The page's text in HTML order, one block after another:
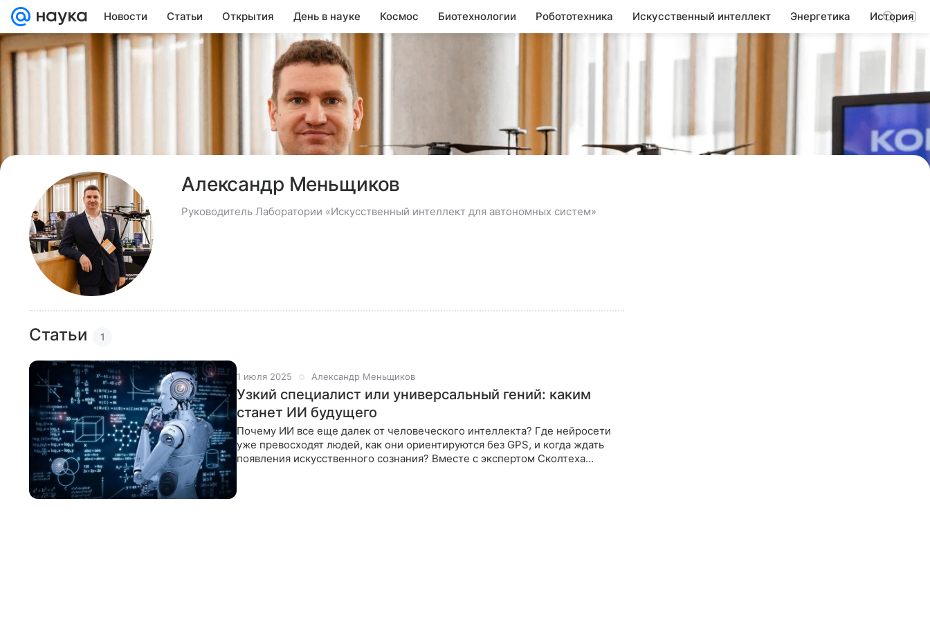
Новости Статьи Открытия День в науке Космос Биотехнологии Робототехника Искусственный интеллект Энергетика История
Александр Меньщиков
Руководитель Лаборатории «Искусственный интеллект для автономных систем»
Статьи 1
1 июля 2025 Александр Меньщиков
Узкий специалист или универсальный гений: каким
станет ИИ будущего
Почему ИИ все еще далек от человеческого интеллекта? Где нейросети
уже превосходят людей, как они ориентируются без GPS, и когда ждать
появления искусственного сознания? Вместе с экспертом Сколтеха